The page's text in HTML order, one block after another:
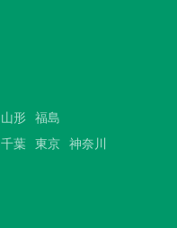
山形 福島
千葉 東京 神奈川